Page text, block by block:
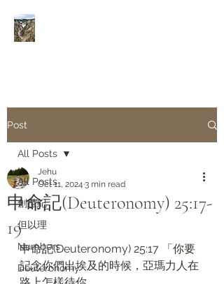
Post
All Posts
創世紀
但以理
Numbers
Deuteronomy‬
All Posts
申命記(Deuteronomy) 25:17-
19
Jehu
Oct 11, 2024 3 min read
申命記(Deuteronomy) 25:17 「你要
記念你們出埃及的時候，亞瑪力人在